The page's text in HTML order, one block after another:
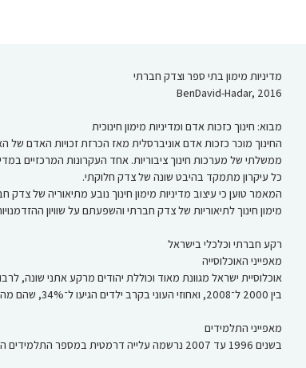
מדיניות מימון בתי ספר וצדק חברתי
BenDavid-Hadar, 2016
מבוא: חינוך כזכות אדם ומדיניות מימון חינוכית
ממשלתי של מערכות חינוך ציבוריות. אחד העקרונות המרכזיים
כל עיקרון מתמקד בהיבט שונה של צדק חלוקתי.
מימון חינוך לתיאוריות של צדק חברתי והשפעתם על שוויון
רקע חברתי וכלכלי בישראל
מאפייני האוכלוסייה
בין 2000 ל־2008, ואחוזי העוני בקרב ילדים הגיעו ל־34%, שהם מהגבוהים במדינות המערב.
מאפייני התלמידים
בשנים 1996 עד 2007 נרשמה עלייה דרמטית במספר התלמידים הערבים...